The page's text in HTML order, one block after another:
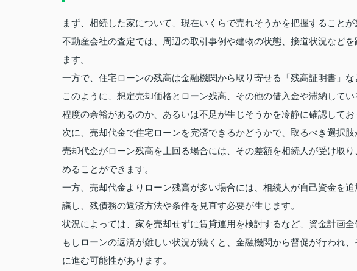
まず、相続した家について、現在いくらで売れそうかを把握することが
不動産会社の査定では、周辺の取引事例や建物の状態、接道状況など
ます。
一方で、住宅ローンの残高は金融機関から取り寄せる「残高証明書」な
このように、想定売却価格とローン残高、その他の借入金や滞納して
程度の余裕があるのか、あるいは不足が生じそうかを冷静に確認してお
次に、売却代金で住宅ローンを完済できるかどうかで、取るべき選択肢
売却代金がローン残高を上回る場合には、その差額を相続人が受け取
めることができます。
一方、売却代金よりローン残高が多い場合には、相続人が自己資金を
議し、残債務の返済方法や条件を見直す必要が生じます。
状況によっては、家を売却せずに賃貸運用を検討するなど、資金計画全
もしローンの返済が難しい状況が続くと、金融機関から督促が行われ
に進む可能性があります。